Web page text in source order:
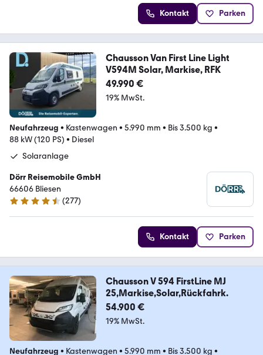
Kontakt Parken
Chausson Van First Line Light
V594M Solar, Markise, RFK
49.990 €
19% MwSt.
Neufahrzeug • Kastenwagen • 5.990 mm • Bis 3.500 kg •
88 kW (120 PS) • Diesel
Solaranlage
Dörr Reisemobile GmbH
66606 Bliesen
4.7 Sterne
(277)
Kontakt Parken
Chausson V 594 FirstLine MJ
25,Markise,Solar,Rückfahrk.
54.900 €
19% MwSt.
Neufahrzeug • Kastenwagen • 5.990 mm • Bis 3.500 kg •